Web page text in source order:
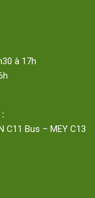
à 17h
C11 Bus – MEY C13